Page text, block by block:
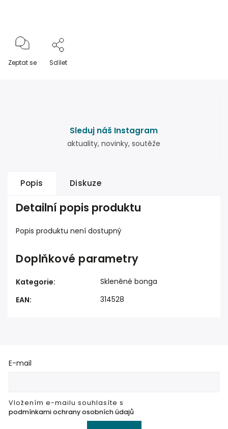
Zeptat se Sdílet
Sleduj náš Instagram
aktuality, novinky, soutěže
Popis Diskuze
Detailní popis produktu
Popis produktu není dostupný
Doplňkové parametry
Kategorie:
Skleněné bonga
EAN: 314528
E-mail
Vložením e-mailu souhlasíte s
podmínkami ochrany osobních údajů